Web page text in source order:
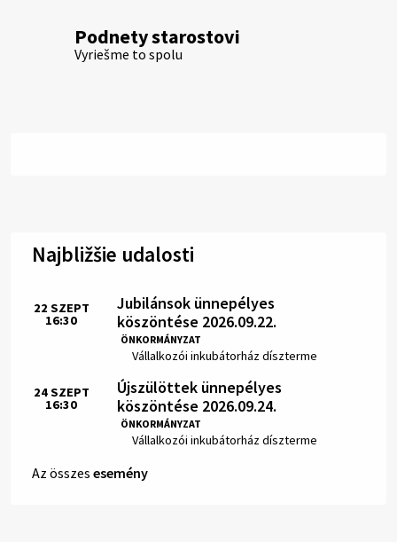
Podnety starostovi
Vyriešme to spolu
Najbližšie udalosti
Jubilánsok ünnepélyes
köszöntése 2026.09.22.
ÖNKORMÁNYZAT
Hely:
Vállalkozói inkubátorház díszterme
Idő:
22 SZEPT
16:30
Újszülöttek ünnepélyes
köszöntése 2026.09.24.
ÖNKORMÁNYZAT
Hely:
Vállalkozói inkubátorház díszterme
Idő:
24SZEPT
16:30
Az összes esemény